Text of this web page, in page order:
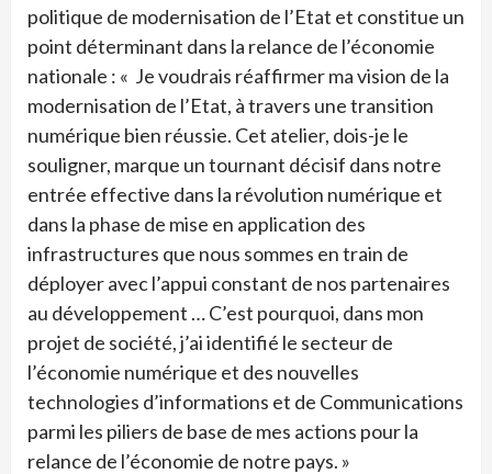
politique de modernisation de l’Etat et constitue un
point déterminant dans la relance de l’économie
nationale : « Je voudrais réaffirmer ma vision de la
modernisation de l’Etat, à travers une transition
numérique bien réussie. Cet atelier, dois-je le
souligner, marque un tournant décisif dans notre
entrée effective dans la révolution numérique et
dans la phase de mise en application des
infrastructures que nous sommes en train de
déployer avec l’appui constant de nos partenaires
au développement … C’est pourquoi, dans mon
projet de société, j’ai identifié le secteur de
l’économie numérique et des nouvelles
technologies d’informations et de Communications
parmi les piliers de base de mes actions pour la
relance de l’économie de notre pays. »